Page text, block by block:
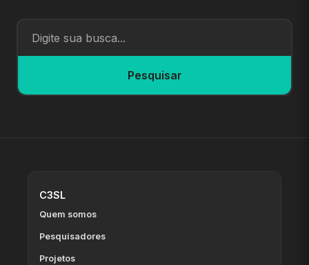
Pesquisar
C3SL
Quem somos
Pesquisadores
Projetos